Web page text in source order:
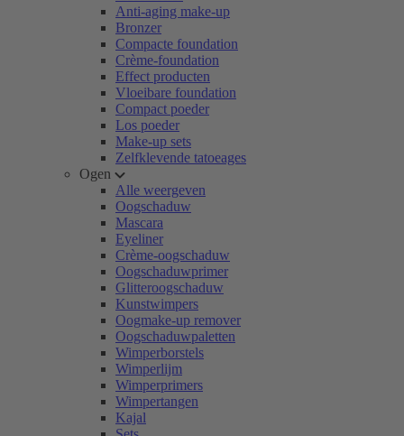
Anti-aging make-up
Bronzer
Compacte foundation
Crème-foundation
Effect producten
Vloeibare foundation
Compact poeder
Los poeder
Make-up sets
Zelfklevende tatoeages
Ogen
Alle weergeven
Oogschaduw
Mascara
Eyeliner
Crème-oogschaduw
Oogschaduwprimer
Glitteroogschaduw
Kunstwimpers
Oogmake-up remover
Oogschaduwpaletten
Wimperborstels
Wimperlijm
Wimperprimers
Wimpertangen
Kajal